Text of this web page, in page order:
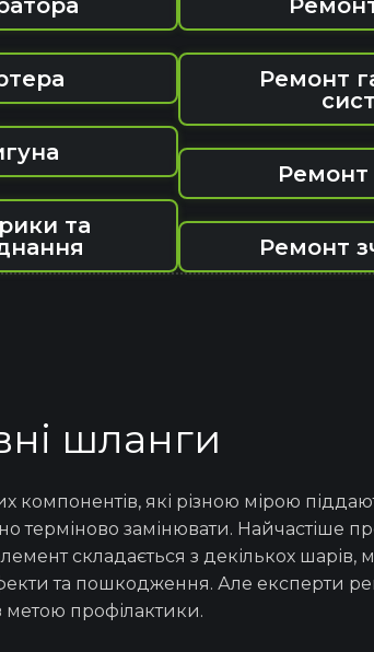
та
Ремонт
Ремонт
Ремонт
шланги
компонентів, які різною мірою
терміново замінювати. Найчастіше
складається з декількох шарів,
та пошкодження. Але експерти
профілактики.